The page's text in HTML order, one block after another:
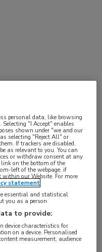
leiden tot de
body’-dementie, zo
Bonifati van
dementie,Parkinson
personal data, like browsing
"I Accept" enables
shown under "we and our
selecting "Reject All" or
If trackers are disabled,
as relevant to you. You can
or withdraw consent at any
link on the bottom of the
left of the webpage, if
within our Website. For more
statement
essential and statistical
you as a person
to provide:
device characteristics for
on a device. Personalised
measurement, audience